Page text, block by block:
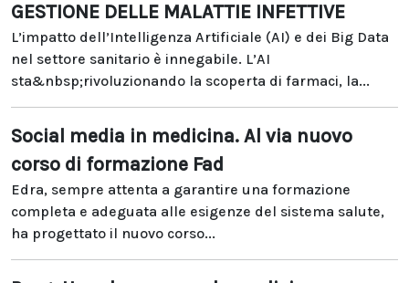
GESTIONE DELLE MALATTIE INFETTIVE
L’impatto dell’Intelligenza Artificiale (AI) e dei Big Data
nel settore sanitario è innegabile. L’AI
sta&nbsp;rivoluzionando la scoperta di farmaci, la...
Social media in medicina. Al via nuovo
corso di formazione Fad
Edra, sempre attenta a garantire una formazione
completa e adeguata alle esigenze del sistema salute,
ha progettato il nuovo corso...